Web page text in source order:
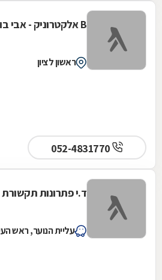
B אלקטרוניק - אבי בוארון
ראשון לציון
ד.י פתרונות
עליית הנוער, ראש